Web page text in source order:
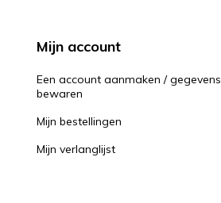
Mijn account
Een account aanmaken / gegevens
bewaren
Mijn bestellingen
Mijn verlanglijst